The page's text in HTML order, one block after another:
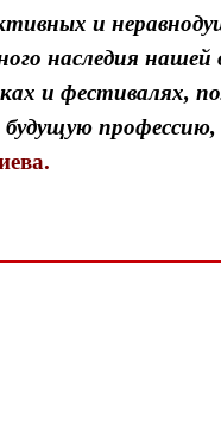
и
наследия
и фестивалях,
будущую профессию,